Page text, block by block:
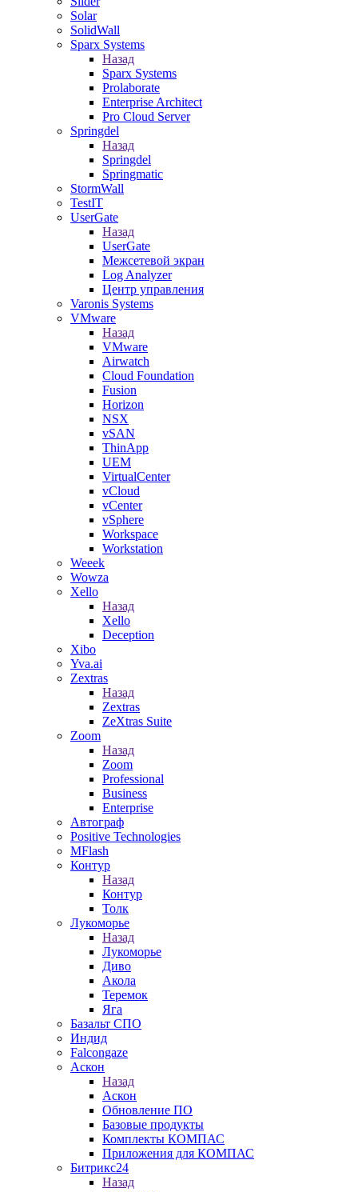
Solar
SolidWall
Sparx Systems
Назад
Sparx Systems
Prolaborate
Enterprise Architect
Pro Cloud Server
Springdel
Назад
Springdel
Springmatic
StormWall
TestIT
UserGate
Назад
UserGate
Межсетевой экран
Log Analyzer
Центр управления
Varonis Systems
VMware
Назад
VMware
Airwatch
Cloud Foundation
Fusion
Horizon
NSX
vSAN
ThinApp
UEM
VirtualCenter
vCloud
vCenter
vSphere
Workspace
Workstation
Weeek
Wowza
Xello
Назад
Xello
Deception
Xibo
Yva.ai
Zextras
Назад
Zextras
ZeXtras Suite
Zoom
Назад
Zoom
Professional
Business
Enterprise
Автограф
Positive Technologies
MFlash
Контур
Назад
Контур
Толк
Лукоморье
Назад
Лукоморье
Диво
Акола
Теремок
Яга
Базальт СПО
Индид
Falcongaze
Аскон
Назад
Аскон
Обновление ПО
Базовые продукты
Комплекты КОМПАС
Приложения для КОМПАС
Битрикс24
Назад